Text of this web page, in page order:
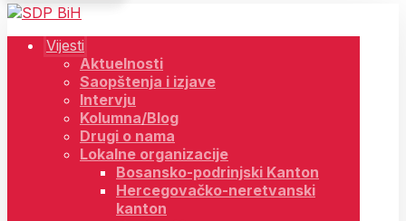
Vijesti
Aktuelnosti
Saopštenja i izjave
Intervju
Kolumna/Blog
Drugi o nama
Lokalne organizacije
Bosansko-podrinjski Kanton
Hercegovačko-neretvanski
kanton